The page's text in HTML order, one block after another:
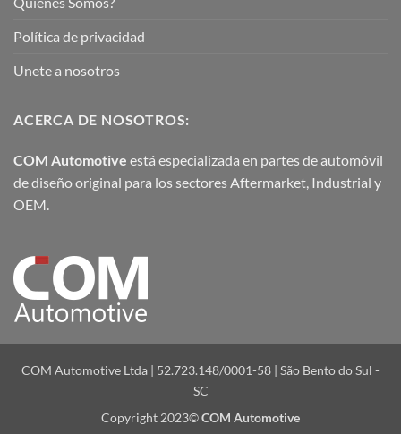
Política de privacidad
Unete a nosotros
ACERCA DE NOSOTROS:
COM Automotive está especializada en partes de automóvil
de diseño original para los sectores Aftermarket, Industrial y
OEM.
COM Automotive Ltda | 52.723.148/0001-58 | São Bento do Sul -
SC
Copyright 2023©COM Automotive